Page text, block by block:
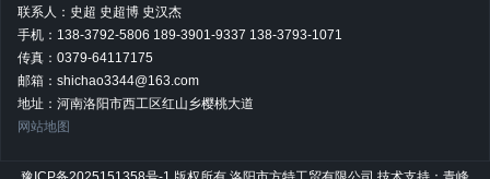
联系人：史超 史超博 史汉杰
手机：138-3792-5806 189-3901-9337 138-3793-1071
传真：0379-64117175
邮箱：shichao3344@163.com
地址：河南洛阳市西工区红山乡樱桃大道
网站地图